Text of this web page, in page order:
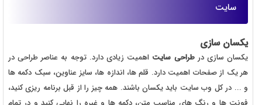
سایت
یکسان سازی
یکسان سازی درطراحی سایت اهمیت زیادی دارد. توجه به عناصر طراحی در
هر یک از صفحات اهمیت دارد. قلم ها، اندازه ها، سایز عناوین، سبک دکمه ها
و ... در کل وب سایت باید یکسان باشند. همه چیز را از قبل برنامه ریزی کنید،